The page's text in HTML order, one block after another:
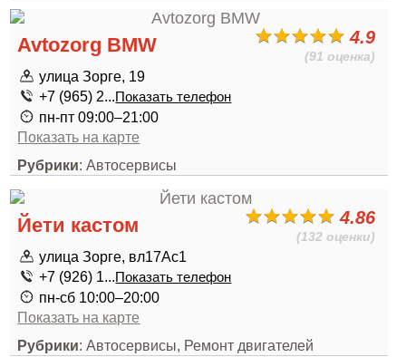
4.9
(91 оценка)
Avtozorg BMW
улица Зорге, 19
+7 (965) 2...Показать телефон
пн-пт 09:00–21:00
Показать на карте
Рубрики: Автосервисы
4.86
(132 оценки)
Йети кастом
улица Зорге, вл17Ас1
+7 (926) 1...Показать телефон
пн-сб 10:00–20:00
Показать на карте
Рубрики: Автосервисы, Ремонт двигателей